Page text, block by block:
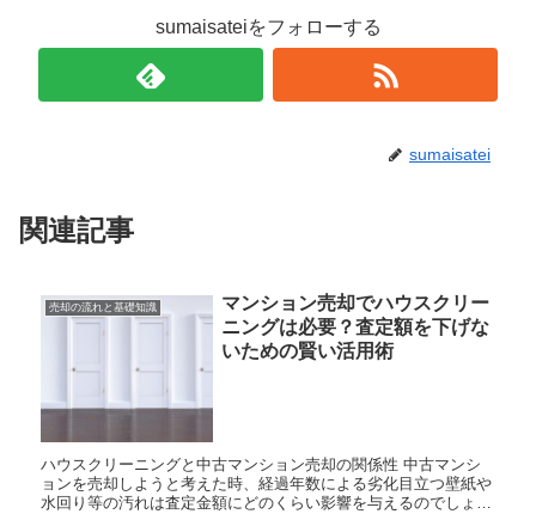
sumaisateiをフォローする
sumaisatei
関連記事
売却の流れと基礎知識
マンション売却でハウスクリー
ニングは必要？査定額を下げな
いための賢い活用術
ハウスクリーニングと中古マンション売却の関係性 中古マンシ
ョンを売却しようと考えた時、経過年数による劣化目立つ壁紙や
水回り等の汚れは査定金額にどのくらい影響を与えるのでしょう